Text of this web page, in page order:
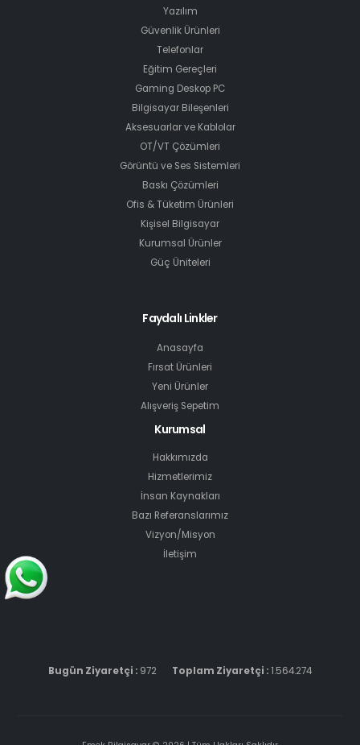
Yazılım
Güvenlik Ürünleri
Telefonlar
Eğitim Gereçleri
Gaming Deskop PC
Bilgisayar Bileşenleri
Aksesuarlar ve Kablolar
OT/VT Çözümleri
Görüntü ve Ses Sistemleri
Baskı Çözümleri
Ofis & Tüketim Ürünleri
Kişisel Bilgisayar
Kurumsal Ürünler
Güç Üniteleri
Faydalı Linkler
Anasayfa
Fırsat Ürünleri
Yeni Ürünler
Alışveriş Sepetim
Kurumsal
Hakkımızda
Hizmetlerimiz
İnsan Kaynakları
Bazı Referanslarımız
Vizyon/Misyon
İletişim
Bugün Ziyaretçi : 972 Toplam Ziyaretçi :1.564.274